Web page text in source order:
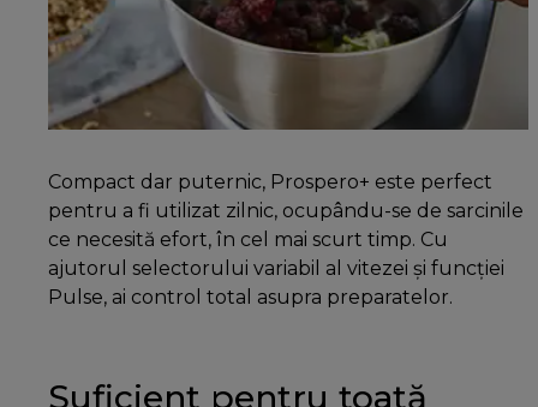
Compact dar puternic, Prospero+ este perfect
pentru a fi utilizat zilnic, ocupându-se de sarcinile
ce necesită efort, în cel mai scurt timp. Cu
ajutorul selectorului variabil al vitezei și funcției
Pulse, ai control total asupra preparatelor.
Suficient pentru toată